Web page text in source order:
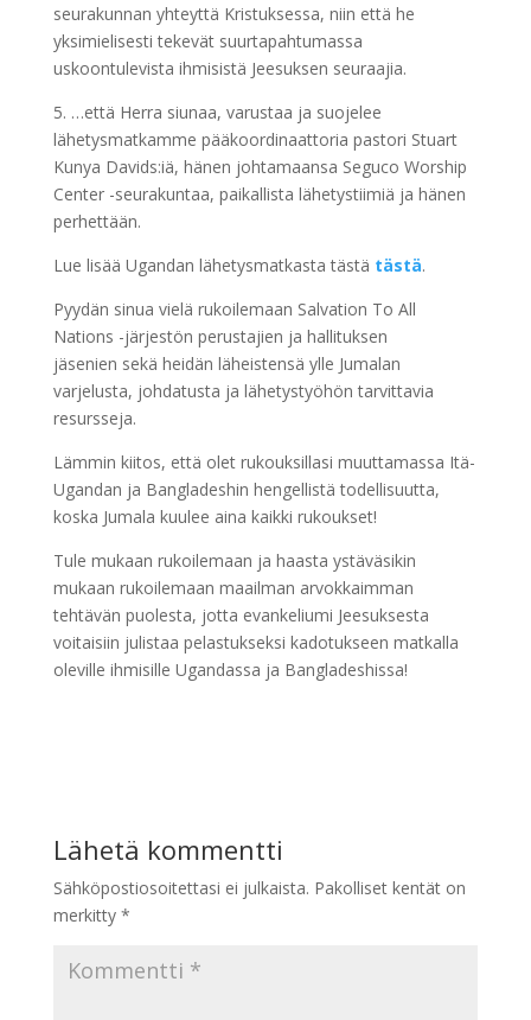
seurakunnan yhteyttä Kristuksessa, niin että he
yksimielisesti tekevät suurtapahtumassa
uskoontulevista ihmisistä Jeesuksen seuraajia.
5. …että Herra siunaa, varustaa ja suojelee
lähetysmatkamme pääkoordinaattoria pastori Stuart
Kunya Davids:iä, hänen johtamaansa Seguco Worship
Center -seurakuntaa, paikallista lähetystiimiä ja hänen
perhettään.
Lue lisää Ugandan lähetysmatkasta tästä tästä.
Pyydän sinua vielä rukoilemaan Salvation To All
Nations -järjestön perustajien ja hallituksen
jäsenien sekä heidän läheistensä ylle Jumalan
varjelusta, johdatusta ja lähetystyöhön tarvittavia
resursseja.
Lämmin kiitos, että olet rukouksillasi muuttamassa Itä-
Ugandan ja Bangladeshin hengellistä todellisuutta,
koska Jumala kuulee aina kaikki rukoukset!
Tule mukaan rukoilemaan ja haasta ystäväsikin
mukaan rukoilemaan maailman arvokkaimman
tehtävän puolesta, jotta evankeliumi Jeesuksesta
voitaisiin julistaa pelastukseksi kadotukseen matkalla
oleville ihmisille Ugandassa ja Bangladeshissa!
Lähetä kommentti
Sähköpostiosoitettasi ei julkaista. Pakolliset kentät on
merkitty *